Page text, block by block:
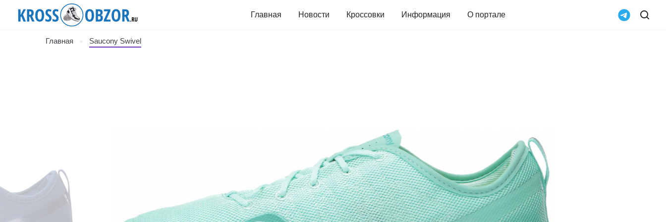
Главная Новости Кроссовки Информация О портале
Главная Saucony Swivel